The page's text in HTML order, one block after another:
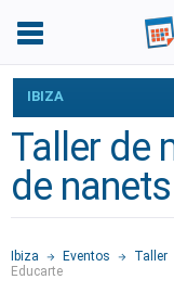
IBIZA
Taller de
de
Ibiza Eventos Taller
Educarte